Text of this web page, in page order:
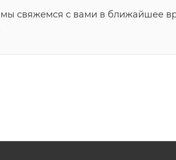
свяжемся с вами в ближайшее